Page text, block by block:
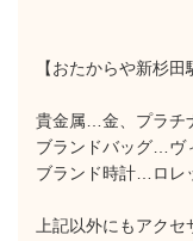
【おたからや新杉田
貴金属…金、プラチ
ブランドバッグ…ヴ
ブランド時計…ロレ
上記以外にもアク